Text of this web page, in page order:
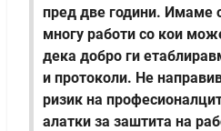
пред две години. Имаме
многу работи со кои
дека добро ги
и протоколи. Не
ризик на
алатки за заштита на